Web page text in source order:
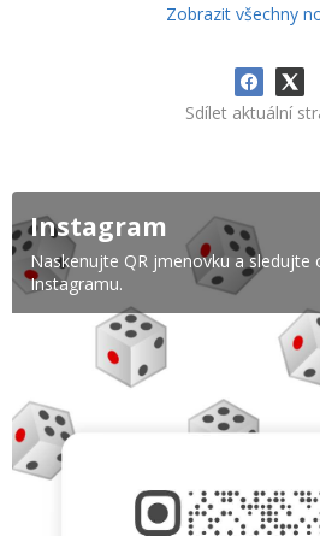
Zobrazit všechny
Sdílet aktuální
Instagram
Naskenujte QR jmenovku a sledujte
Instagramu.